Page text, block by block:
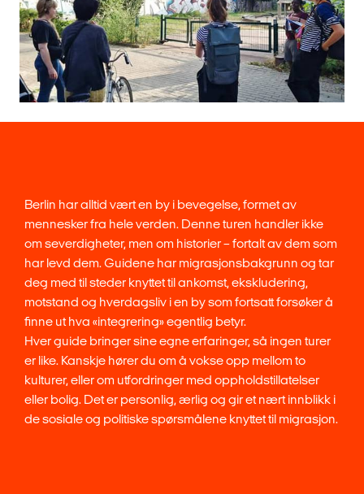
Berlin har alltid vært en by i bevegelse, formet av
mennesker fra hele verden. Denne turen handler ikke
om severdigheter, men om historier – fortalt av dem som
har levd dem. Guidene har migrasjonsbakgrunn og tar
deg med til steder knyttet til ankomst, ekskludering,
motstand og hverdagsliv i en by som fortsatt forsøker å
finne ut hva «integrering» egentlig betyr.
Hver guide bringer sine egne erfaringer, så ingen turer
er like. Kanskje hører du om å vokse opp mellom to
kulturer, eller om utfordringer med oppholdstillatelser
eller bolig. Det er personlig, ærlig og gir et nært innblikk i
de sosiale og politiske spørsmålene knyttet til migrasjon.